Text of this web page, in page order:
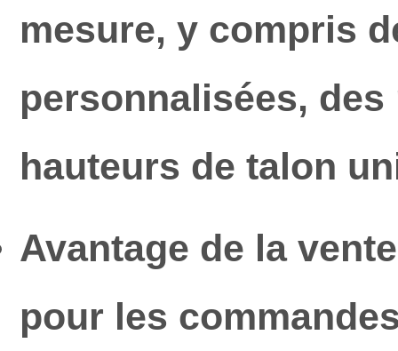
mesure, y compris
personnalisées,
hauteurs de talon
Avantage de la
pour les